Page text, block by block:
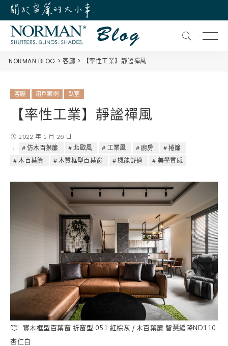
NORMAN BLOG 客廳 【率性工業】靜謐禪風
客廳 用戶案例 臥室
【率性工業】靜謐禪風
2022 年 1 月 26 日
仿木百葉簾
北歐風 工業風 廚房
捲簾
木百葉簾
木質框型百葉窗 機能舒適 美學質感
實木框型百葉窗 折窗型 051 紅棕灰 / 木百葉簾 智慧緩降ND110
杏仁白